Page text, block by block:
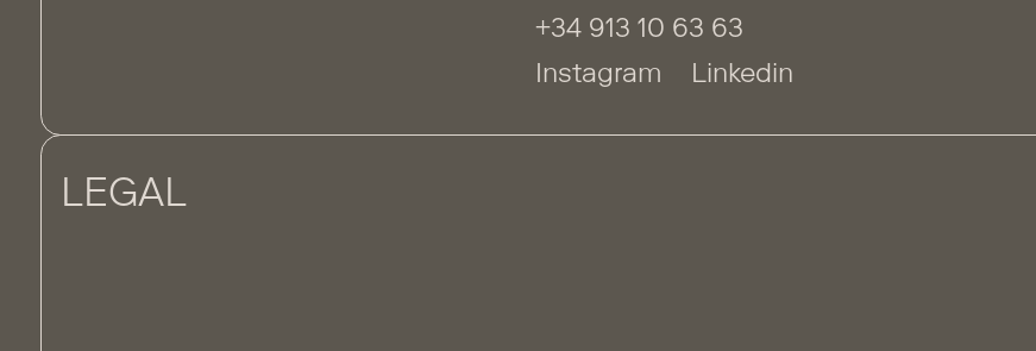
+34 913 10 63 63
Instagram
Linkedin
LEGAL